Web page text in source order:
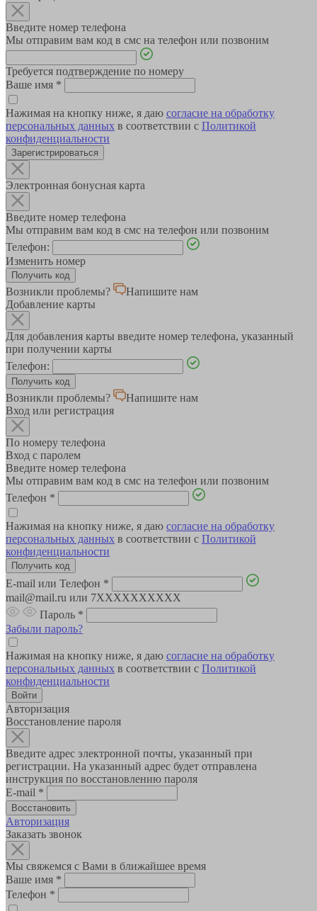
Введите номер телефона
Мы отправим вам код в смс на телефон или позвоним
Требуется подтверждение по номеру
Ваше имя *
Нажимая на кнопку ниже, я даю согласие на обработку
персональных данных в соответствии с Политикой
конфиденциальности
Зарегистрироваться
Электронная бонусная карта
Введите номер телефона
Мы отправим вам код в смс на телефон или позвоним
Телефон:
Изменить номер
Возникли проблемы?
Напишите нам
Добавление карты
Для добавления карты введите номер телефона, указанный
при получении карты
Телефон:
Возникли проблемы?
Напишите нам
Вход или регистрация
По номеру телефона
Вход с паролем
Введите номер телефона
Мы отправим вам код в смс на телефон или позвоним
Телефон *
Нажимая на кнопку ниже, я даю согласие на обработку
персональных данных в соответствии с Политикой
конфиденциальности
E-mail или Телефон *
mail@mail.ru или 7XXXXXXXXXX
Пароль *
Забыли пароль?
Нажимая на кнопку ниже, я даю согласие на обработку
персональных данных в соответствии с Политикой
конфиденциальности
Авторизация
Восстановление пароля
Введите адрес электронной почты, указанный при
регистрации. На указанный адрес будет отправлена
инструкция по восстановлению пароля
E-mail *
Авторизация
Заказать звонок
Мы свяжемся с Вами в ближайшее время
Ваше имя *
Телефон *